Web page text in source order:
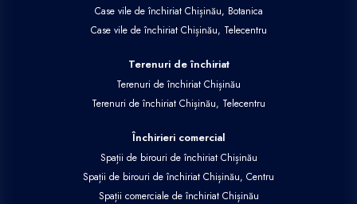
Case vile de închiriat Chișinău, Botanica
Case vile de închiriat Chișinău, Telecentru
Terenuri de închiriat
Terenuri de închiriat Chișinău
Terenuri de închiriat Chișinău, Telecentru
Închirieri comercial
Spații de birouri de închiriat Chișinău
Spații de birouri de închiriat Chișinău, Centru
Spații comerciale de închiriat Chișinău